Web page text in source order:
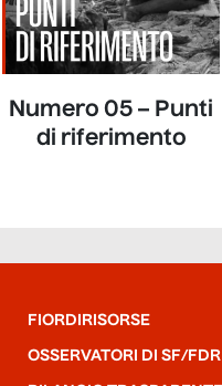
Numero 05 – Punti
di riferimento
FIORDIRISORSE
OSSERVATORI DI SF/FDR